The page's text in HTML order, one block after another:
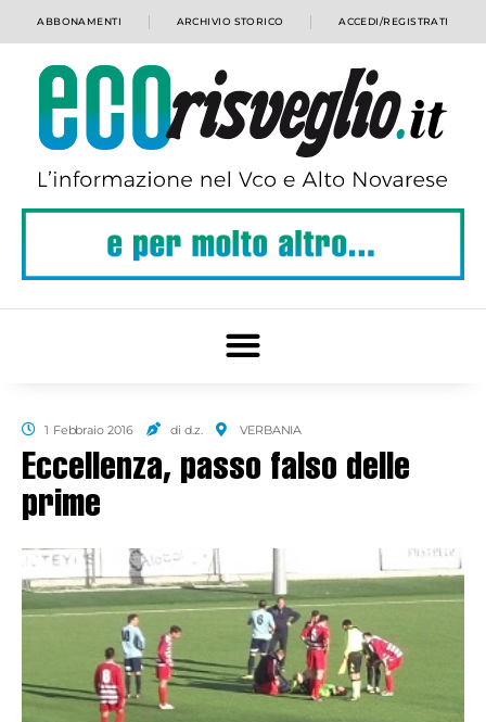
ABBONAMENTI ARCHIVIO STORICO ACCEDI/REGISTRATI
1 Febbraio 2016 di d.z. VERBANIA
Eccellenza, passo falso delle
prime